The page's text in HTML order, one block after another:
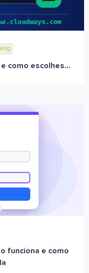
como escolhes...
funciona e como